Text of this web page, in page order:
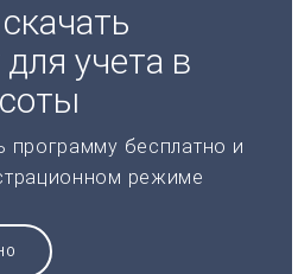
учета в
программу бесплатно и
режиме